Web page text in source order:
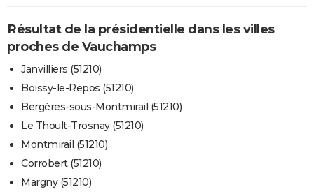
Résultat de la présidentielle dans les villes
proches de Vauchamps
Janvilliers (51210)
Boissy-le-Repos (51210)
Bergères-sous-Montmirail (51210)
Le Thoult-Trosnay (51210)
Montmirail (51210)
Corrobert (51210)
Margny (51210)